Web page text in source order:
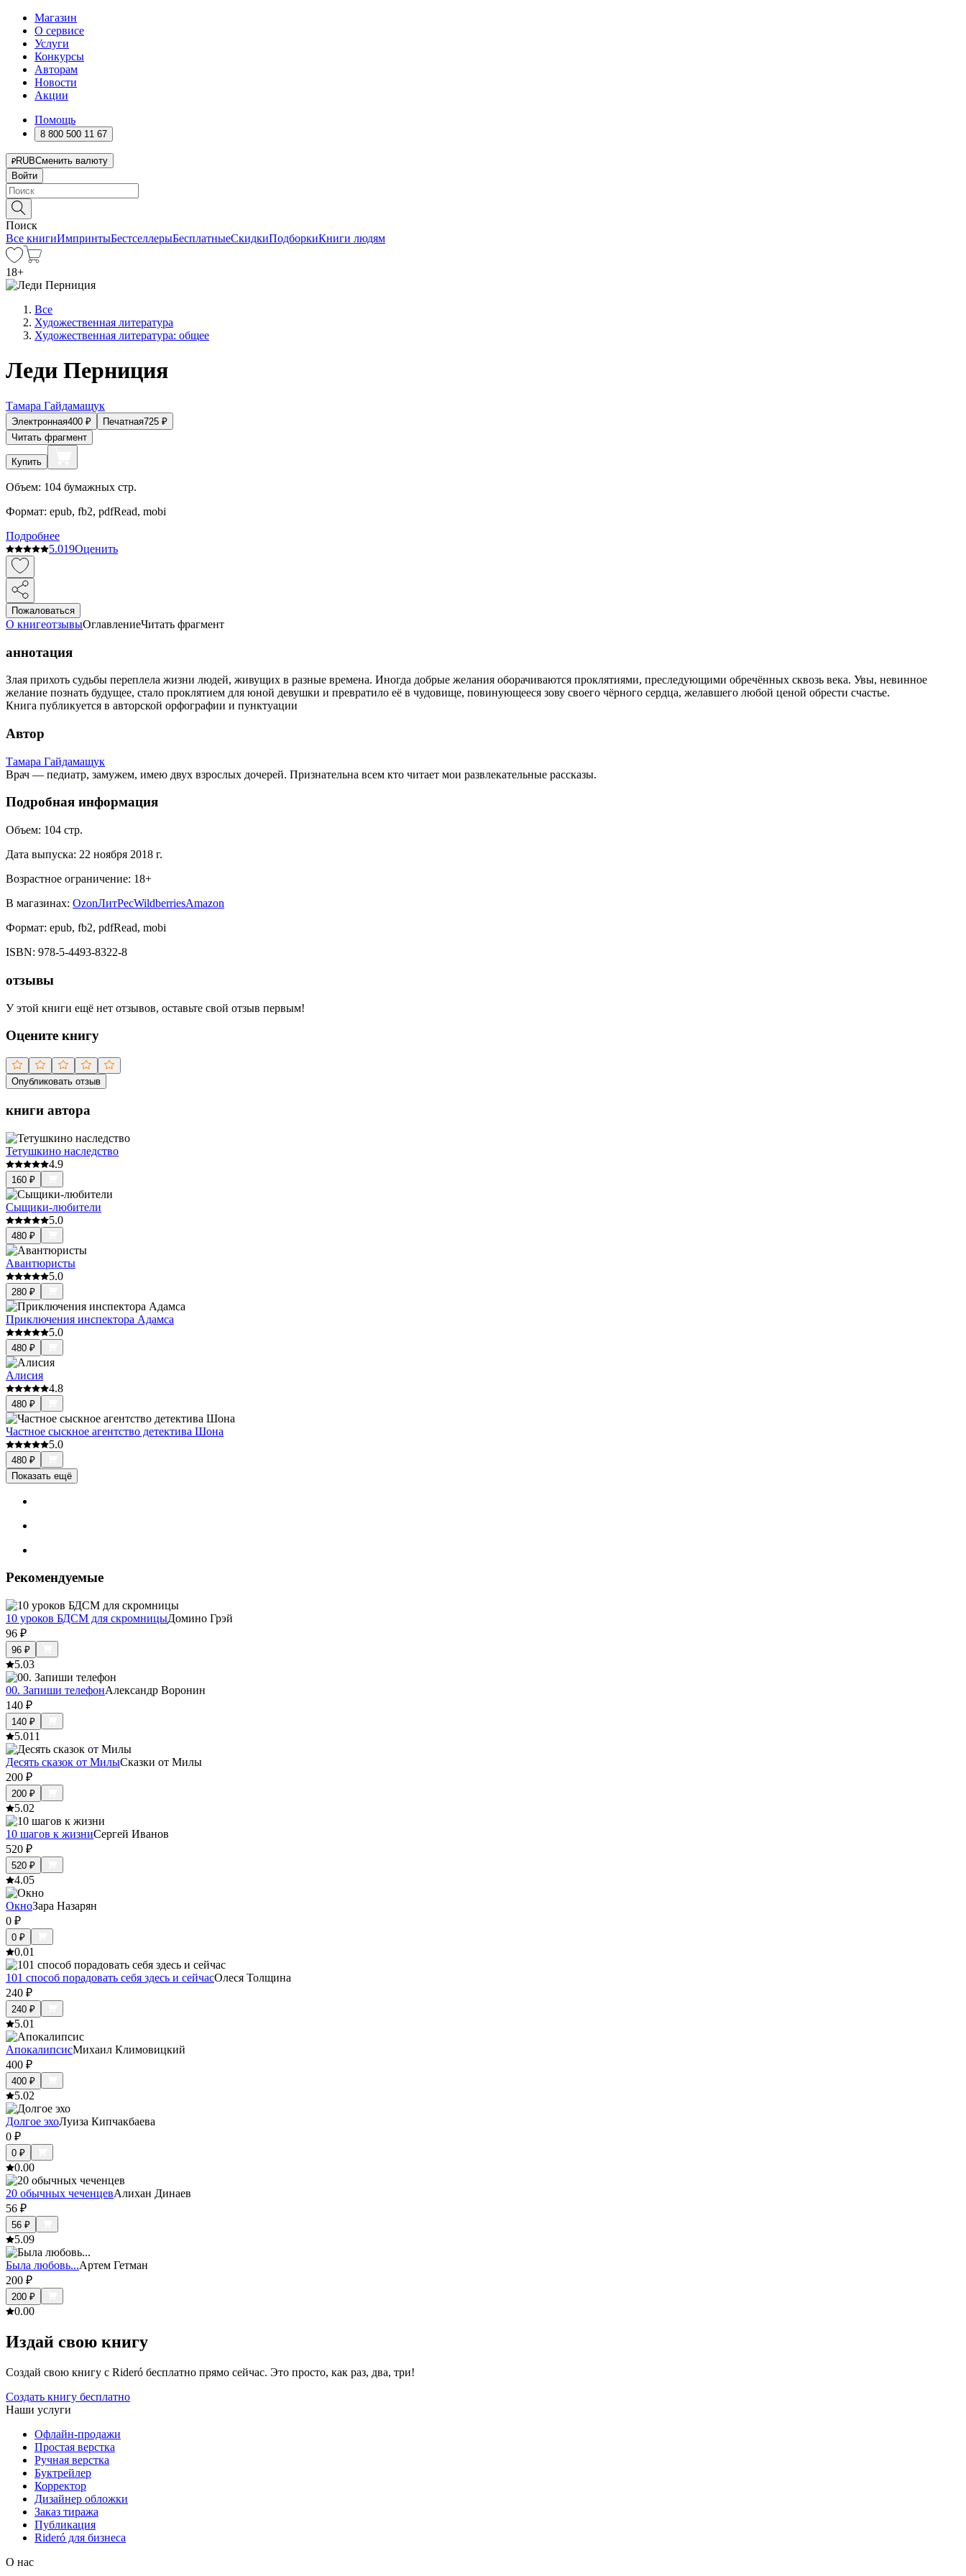
Магазин
О сервисе
Услуги
Конкурсы
Авторам
Новости
Акции
Помощь
8 800 500 11 67
RUBСменить валюту
Войти
Поиск
Все книгиИмпринтыБестселлерыБесплатныеСкидкиПодборкиКниги людям
18+
Все
Художественная литература
Художественная литература: общее
Леди Перниция
Тамара Гайдамащук
Электронная400 ₽ Печатная725 ₽
Читать фрагмент
Купить
Объем: 104 бумажных стр.
Формат: epub, fb2, pdfRead, mobi
Подробнее
5.019Оценить
Пожаловаться
О книгеотзывыОглавлениеЧитать фрагмент
аннотация
Злая прихоть судьбы переплела жизни людей, живущих в разные времена. Иногда добрые желания оборачиваются проклятиями, преследующими обречённых сквозь века. Увы, невинное
желание познать будущее, стало проклятием для юной девушки и превратило её в чудовище, повинующееся зову своего чёрного сердца, желавшего любой ценой обрести счастье.
Книга публикуется в авторской орфографии и пунктуации
Автор
Тамара Гайдамащук
Врач — педиатр, замужем, имею двух взрослых дочерей. Признательна всем кто читает мои развлекательные рассказы.
Подробная информация
Объем: 104 стр.
Дата выпуска: 22 ноября 2018 г.
Возрастное ограничение: 18+
В магазинах: OzonЛитРесWildberriesAmazon
Формат: epub, fb2, pdfRead, mobi
ISBN: 978-5-4493-8322-8
отзывы
У этой книги ещё нет отзывов, оставьте свой отзыв первым!
Оцените книгу
Опубликовать отзыв
книги автора
Тетушкино наследство
4.9
160 ₽
Сыщики-любители
5.0
480 ₽
Авантюристы
5.0
280 ₽
Приключения инспектора Адамса
5.0
480 ₽
Алисия
4.8
480 ₽
Частное сыскное агентство детектива Шона
5.0
480 ₽
Показать ещё
Рекомендуемые
10 уроков БДСМ для скромницыДомино Грэй
96 ₽
96 ₽
5.03
00. Запиши телефонАлександр Воронин
140 ₽
140 ₽
5.011
Десять сказок от МилыСказки от Милы
200 ₽
200 ₽
5.02
10 шагов к жизниСергей Иванов
520 ₽
520 ₽
4.05
ОкноЗара Назарян
0 ₽
0 ₽
0.01
101 способ порадовать себя здесь и сейчасОлеся Толщина
240 ₽
240 ₽
5.01
АпокалипсисМихаил Климовицкий
400 ₽
400 ₽
5.02
Долгое эхоЛуиза Кипчакбаева
0 ₽
0 ₽
0.00
20 обычных чеченцевАлихан Динаев
56 ₽
56 ₽
5.09
Была любовь...Артем Гетман
200 ₽
200 ₽
0.00
Издай свою книгу
Создай свою книгу с Rideró бесплатно прямо сейчас. Это просто, как раз, два, три!
Создать книгу бесплатно
Наши услуги
Офлайн-продажи
Простая верстка
Ручная верстка
Буктрейлер
Корректор
Дизайнер обложки
Заказ тиража
Публикация
Rideró для бизнеса
О нас